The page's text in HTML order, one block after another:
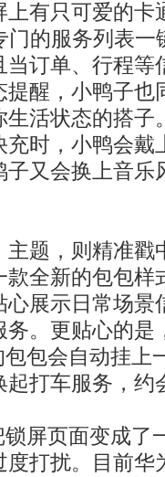
有只可爱的卡
门的服务列表
订单、行程等
醒，小鸭子也
活状态的搭子
时，小鸭会戴
又会换上音乐
题，则精准戳
全新的包包样
展示日常场景
。更贴心的是
包会自动挂上
打车服务，约
屏页面变成了
打扰。目前华